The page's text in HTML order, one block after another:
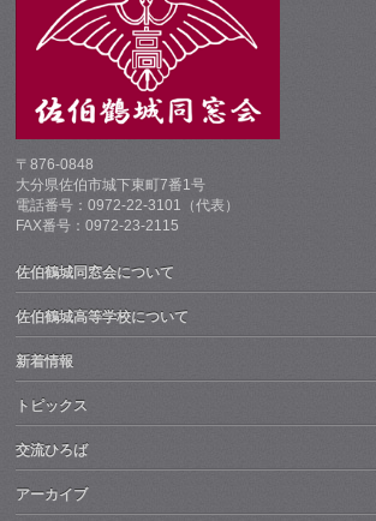
〒876-0848
大分県佐伯市城下東町7番1号
電話番号：0972-22-3101（代表）
FAX番号：0972-23-2115
佐伯鶴城同窓会について
佐伯鶴城高等学校について
新着情報
トピックス
交流ひろば
アーカイブ